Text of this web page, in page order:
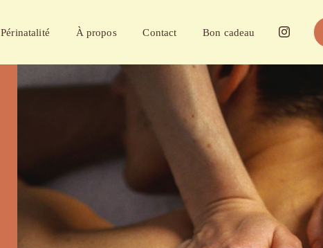
Périnatalité À propos Contact Bon cadeau